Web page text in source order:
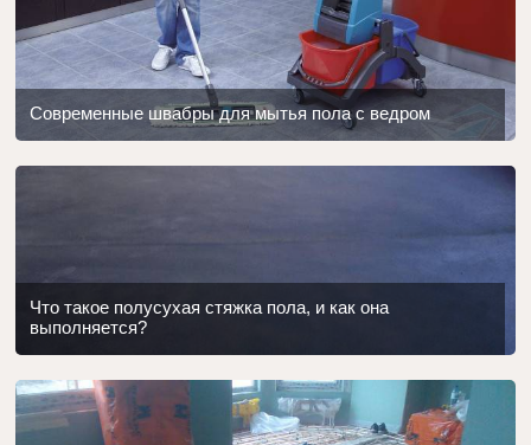
Современные швабры для мытья пола с ведром
Что такое полусухая стяжка пола, и как она
выполняется?